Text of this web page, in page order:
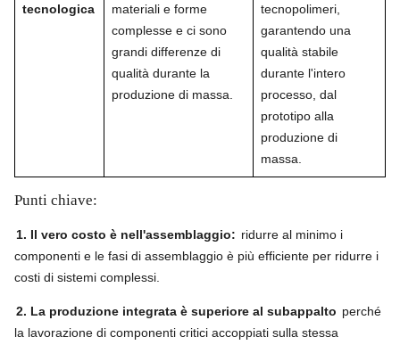
tecnologica
materiali e forme
complesse e ci sono
grandi differenze di
qualità durante la
produzione di massa.
tecnopolimeri,
garantendo una
qualità stabile
durante l'intero
processo, dal
prototipo alla
produzione di
massa.
Punti chiave:
1. Il vero costo è nell'assemblaggio: ridurre al minimo i
componenti e le fasi di assemblaggio è più efficiente per ridurre i
costi di sistemi complessi.
2. La produzione integrata è superiore al subappalto perché
la lavorazione di componenti critici accoppiati sulla stessa